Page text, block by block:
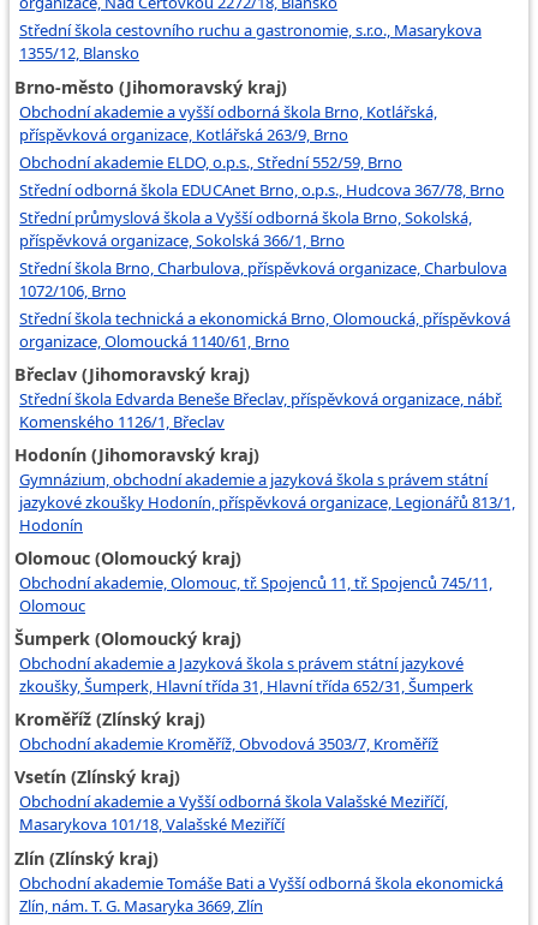
Střední škola cestovního ruchu a gastronomie, s.r.o., Masarykova
1355/12, Blansko
Brno-město (Jihomoravský kraj)
Obchodní akademie a vyšší odborná škola Brno, Kotlářská,
příspěvková organizace, Kotlářská 263/9, Brno
Obchodní akademie ELDO, o.p.s., Střední 552/59, Brno
Střední odborná škola EDUCAnet Brno, o.p.s., Hudcova 367/78, Brno
Střední průmyslová škola a Vyšší odborná škola Brno, Sokolská,
příspěvková organizace, Sokolská 366/1, Brno
Střední škola Brno, Charbulova, příspěvková organizace, Charbulova
1072/106, Brno
Střední škola technická a ekonomická Brno, Olomoucká, příspěvková
organizace, Olomoucká 1140/61, Brno
Břeclav (Jihomoravský kraj)
Střední škola Edvarda Beneše Břeclav, příspěvková organizace, nábř.
Komenského 1126/1, Břeclav
Hodonín (Jihomoravský kraj)
Gymnázium, obchodní akademie a jazyková škola s právem státní
jazykové zkoušky Hodonín, příspěvková organizace, Legionářů 813/1,
Hodonín
Olomouc (Olomoucký kraj)
Obchodní akademie, Olomouc, tř. Spojenců 11, tř. Spojenců 745/11,
Olomouc
Šumperk (Olomoucký kraj)
Obchodní akademie a Jazyková škola s právem státní jazykové
zkoušky, Šumperk, Hlavní třída 31, Hlavní třída 652/31, Šumperk
Kroměříž (Zlínský kraj)
Obchodní akademie Kroměříž, Obvodová 3503/7, Kroměříž
Vsetín (Zlínský kraj)
Obchodní akademie a Vyšší odborná škola Valašské Meziříčí,
Masarykova 101/18, Valašské Meziříčí
Zlín (Zlínský kraj)
Obchodní akademie Tomáše Bati a Vyšší odborná škola ekonomická
Zlín, nám. T. G. Masaryka 3669, Zlín